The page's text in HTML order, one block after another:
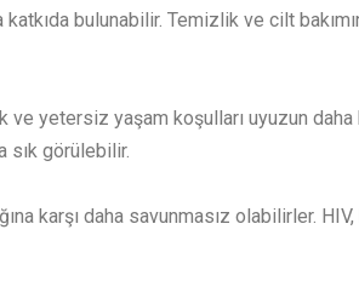
katkıda bulunabilir. Temizlik ve cilt
yetersiz yaşam koşulları uyuzun daha
sık görülebilir.
karşı daha savunmasız olabilirler.